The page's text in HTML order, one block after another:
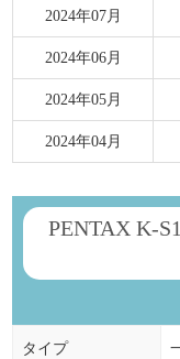
2024年07月
2024年06月
2024年05月
2024年04月
PENTAX K-
タイプ